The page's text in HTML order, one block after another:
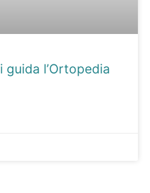
guida l’Ortopedia